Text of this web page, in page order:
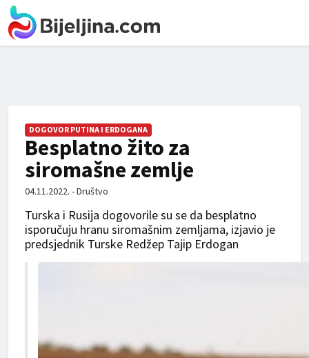
DOGOVOR PUTINA I ERDOGANA
Besplatno žito za
siromašne zemlje
04.11.2022. - Društvo
Turska i Rusija dogovorile su se da besplatno
isporučuju hranu siromašnim zemljama, izjavio je
predsjednik Turske Redžep Tajip Erdogan